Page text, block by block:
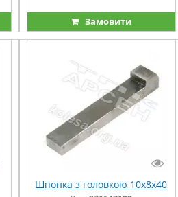
Замовити
Шпонка з головкою 10х8х40